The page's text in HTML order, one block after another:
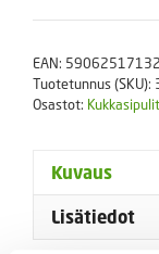
EAN:
Tuotetunnus (SKU):
Osastot: Kukkasipulit
Kuvaus
Lisätiedot